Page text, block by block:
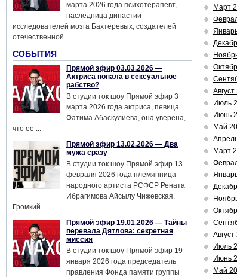
марта 2026 года психотерапевт,
наследница династии
исследователей мозга Бахтеревых, создателей
отечественной ...
СОБЫТИЯ
Прямой эфир 03.03.2026 —
Актриса попала в сексуальное
рабство?
В студии ток шоу Прямой эфир 3
марта 2026 года актриса, певица
Фатима Абаскулиева, она уверена,
что ее ...
Прямой эфир 13.02.2026 — Два
мужа сразу
В студии ток шоу Прямой эфир 13
февраля 2026 года племянница
народного артиста РСФСР Рената
Ибрагимова Айсылу Чижевская.
Громкий ...
Прямой эфир 19.01.2026 — Тайны
перевала Дятлова: секретная
миссия
В студии ток шоу Прямой эфир 19
января 2026 года председатель
правления Фонда памяти группы
Март
Июль
Июнь
Май
Март
Июль
Июнь
Май